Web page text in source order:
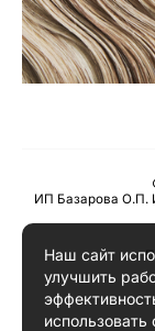
ИП Базарова О.П.
Наш сайт
улучшить